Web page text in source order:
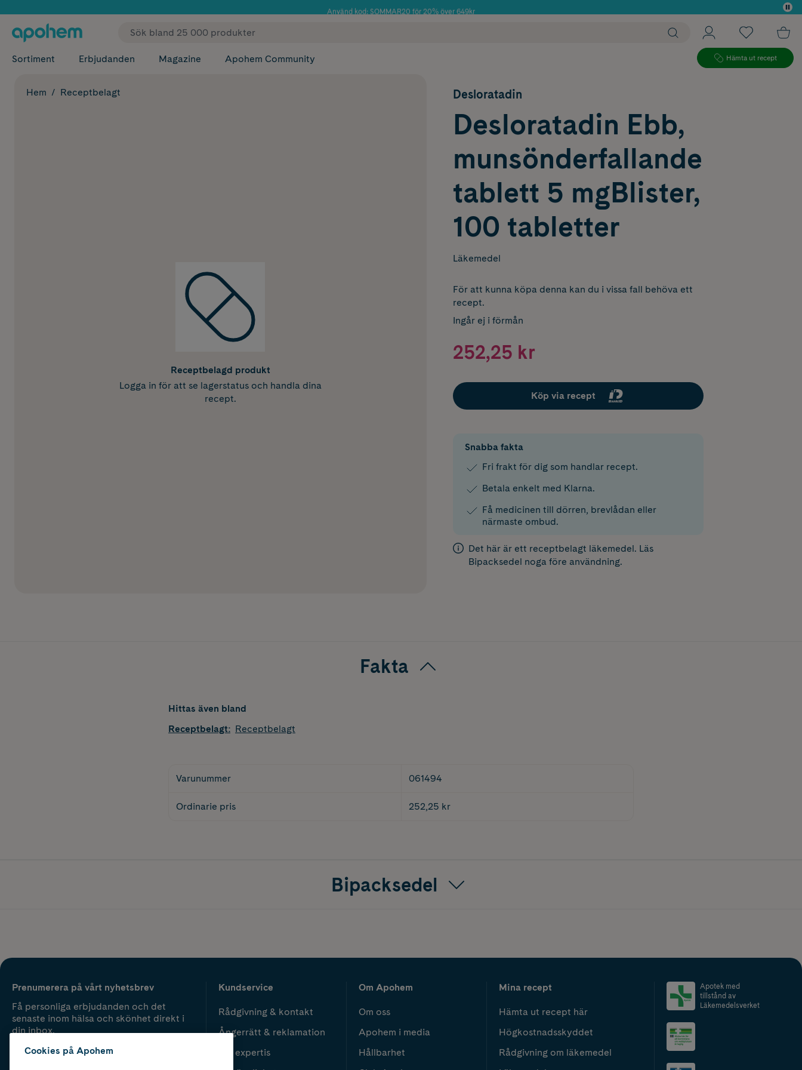
Använd kod: SOMMAR20 för 20% över 649kr
✓ Fri frakt
Sortiment Erbjudanden Magazine Apohem Community Hämta ut recept
Hem Receptbelagt
Receptbelagd produkt
Logga in för att se lagerstatus och handla dina
recept.
Desloratadin
Desloratadin Ebb,
munsönderfallande
tablett 5 mgBlister,
100 tabletter
Läkemedel
För att kunna köpa denna kan du i vissa fall behöva ett
recept.
Ingår ej i förmån
252,25 kr
Köp via recept
Snabba fakta
Fri frakt för dig som handlar recept.
Betala enkelt med Klarna.
Få medicinen till dörren, brevlådan eller
närmaste ombud.
Det här är ett receptbelagt läkemedel. Läs
Bipacksedel noga före användning.
Fakta
Hittas även bland
Receptbelagt: Receptbelagt
Varunummer 061494
Ordinarie pris 252,25 kr
Bipacksedel
Prenumerera på vårt nyhetsbrev
Få personliga erbjudanden och det
senaste inom hälsa och skönhet direkt i
din inbox.
Kundservice
Rådgivning & kontakt
Ångerrätt & reklamation
Vår expertis
Om Apohem
Om oss
Apohem i media
Hållbarhet
Mina recept
Hämta ut recept här
Högkostnadsskyddet
Rådgivning om läkemedel
Apotek med
tillstånd av
Läkemedelsverket
Cookies på Apohem